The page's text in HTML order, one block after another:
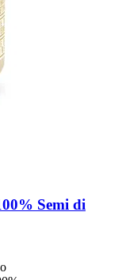
Semi di